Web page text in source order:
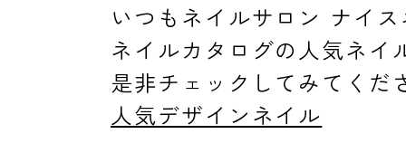
採用情報
いつもネイルサロン ナイ
ネイルカタログの人気ネイ
是非チェックしてみてくだ
人気デザインネイル